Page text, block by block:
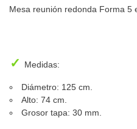
Mesa reunión redonda Forma 5
✓ Medidas:
Diámetro: 125 cm.
Alto: 74 cm.
Grosor tapa: 30 mm.